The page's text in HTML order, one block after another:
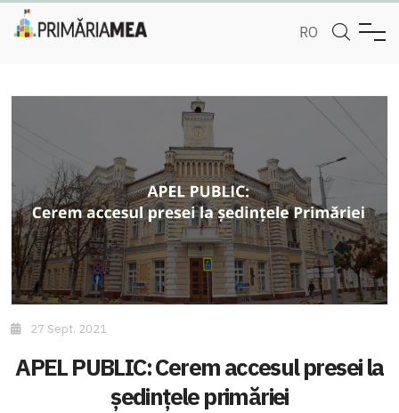
RO
27 Sept. 2021
APEL PUBLIC: Cerem accesul presei la
ședințele primăriei